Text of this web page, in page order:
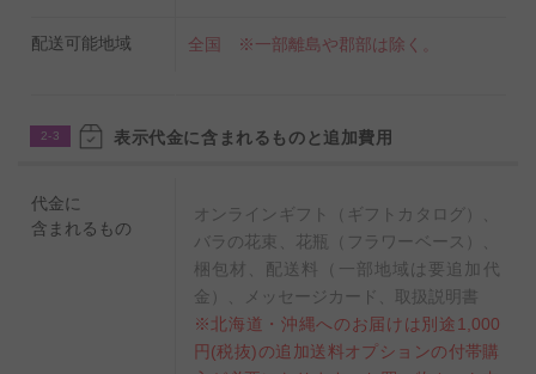
配送可能地域 全国 ※一部離島や郡部は除く。
2-3 表示代金に含まれるものと追加費用
代金に
含まれるもの
オンラインギフト（ギフトカタログ）、
バラの花束、花瓶（フラワーベース）、
梱包材、配送料（一部地域は要追加代
金）、メッセージカード、取扱説明書
※北海道・沖縄へのお届けは別途1,000
円(税抜)の追加送料オプションの付帯購